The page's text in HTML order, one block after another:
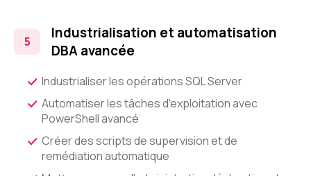
Industrialisation et automatisation
DBA avancée
Industrialiser les opérations SQL Server
Automatiser les tâches d'exploitation avec
PowerShell avancé
Créer des scripts de supervision et de
remédiation automatique